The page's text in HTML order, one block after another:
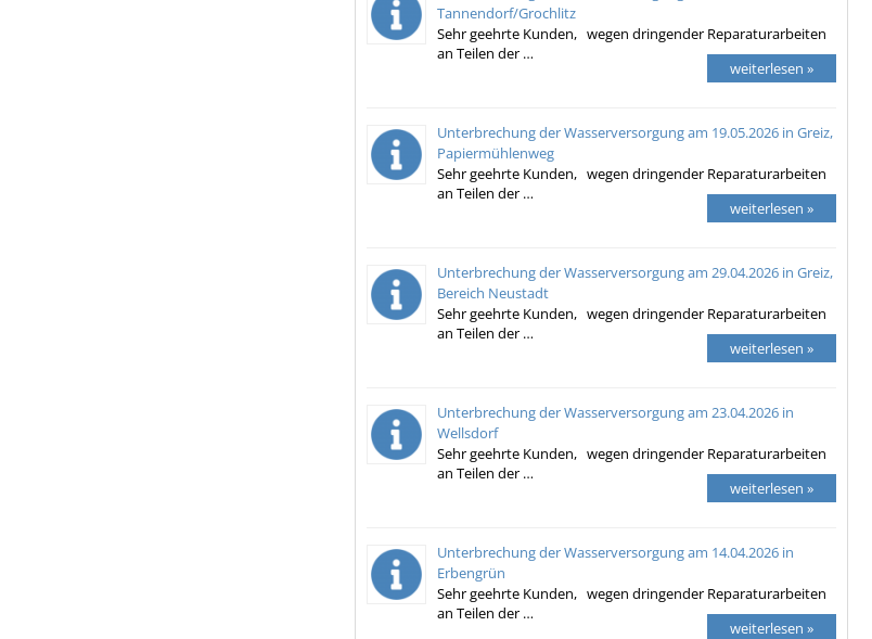
Tannendorf/Grochlitz
Sehr geehrte Kunden, wegen dringender Reparaturarbeiten
an Teilen der …
weiterlesen »
Unterbrechung der Wasserversorgung am 19.05.2026 in Greiz,
Papiermühlenweg
Sehr geehrte Kunden, wegen dringender Reparaturarbeiten
an Teilen der …
weiterlesen »
Unterbrechung der Wasserversorgung am 29.04.2026 in Greiz,
Bereich Neustadt
Sehr geehrte Kunden, wegen dringender Reparaturarbeiten
an Teilen der …
weiterlesen »
Unterbrechung der Wasserversorgung am 23.04.2026 in
Wellsdorf
Sehr geehrte Kunden, wegen dringender Reparaturarbeiten
an Teilen der …
weiterlesen »
Unterbrechung der Wasserversorgung am 14.04.2026 in
Erbengrün
Sehr geehrte Kunden, wegen dringender Reparaturarbeiten
an Teilen der …
weiterlesen »